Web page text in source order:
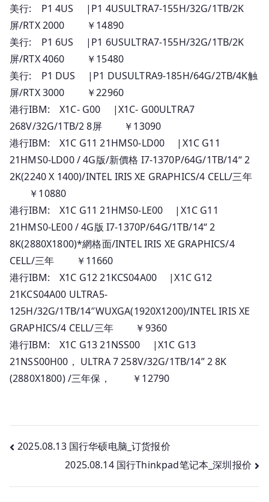
幣
價
美行: P1 4US |P1 4USULTRA7-155H/32G/1TB/2K
屏/RTX 2000 ￥14890
美行: P1 6US |P1 6USULTRA7-155H/32G/1TB/2K
屏/RTX 4060 ￥15480
美行: P1 DUS |P1 DUSULTRA9-185H/64G/2TB/4K触
屏/RTX 3000 ￥22960
港行IBM: X1C- G00 |X1C- G00ULTRA7
268V/32G/1TB/2 8屏 ￥13090
港行IBM: X1C G11 21HMS0-LD00 |X1C G11
21HMS0-LD00 / 4G版/新價格 I7-1370P/64G/1TB/14“ 2
2K(2240 X 1400)/INTEL IRIS XE GRAPHICS/4 CELL/三年
￥10880
港行IBM: X1C G11 21HMS0-LE00 |X1C G11
21HMS0-LE00 / 4G版 I7-1370P/64G/1TB/14“ 2
8K(2880X1800)*網格面/INTEL IRIS XE GRAPHICS/4
CELL/三年 ￥11660
港行IBM: X1C G12 21KCS04A00 |X1C G12
21KCS04A00 ULTRA5-
125H/32G/1TB/14″WUXGA(1920X1200)/INTEL IRIS XE
GRAPHICS/4 CELL/三年 ￥9360
港行IBM: X1C G13 21NSS00 |X1C G13
21NSS00H00， ULTRA 7 258V/32G/1TB/14” 2 8K
(2880X1800) /三年保， ￥12790
文
2025.08.13 国行华硕电脑_订货报价
2025.08.14 国行Thinkpad笔记本_深圳报价